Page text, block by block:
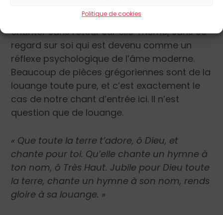
Politique de cookies
Dieu, comment elle sait l’admirer, la louer, la
chanter sans retour sur elle-même, sans ce
regard sur soi qui est devenu comme un
réflexe psychologique de l’âme moderne.
Beaucoup de pièces grégoriennes sont de la
louange toute pure, et c’est exactement le
cas de notre chant d’entrée ici. Il n’est
question que de louange.
« Que toute la terre t’adore, ô Dieu, et
chante pour toi. Qu’elle chante un hymne à
ton nom, ô Très Haut. Jubile pour Dieu toute
la terre, chante un hymne à son nom, rends
gloire à sa louange. »